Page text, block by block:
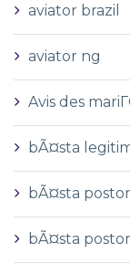
aviator brazil
aviator ng
Avis des
bÃ¤sta
bÃ¤sta
bÃ¤sta